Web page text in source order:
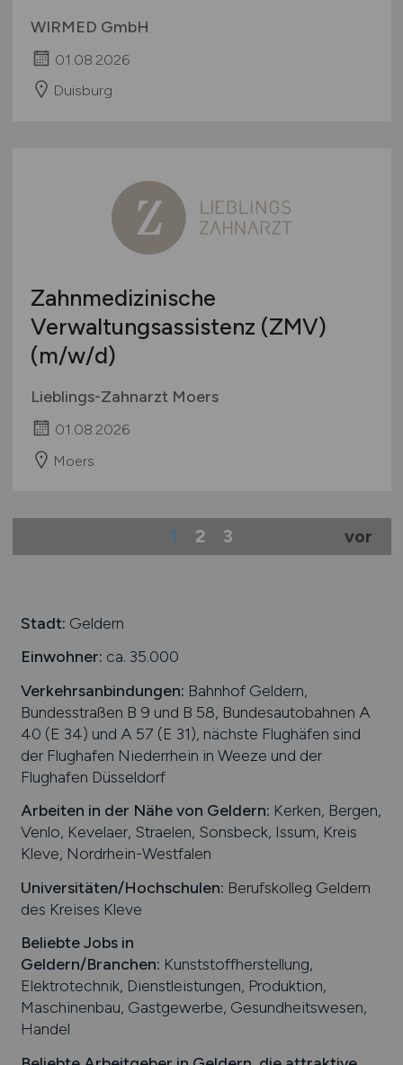
WIRMED GmbH
01.08.2026
Duisburg
Zahnmedizinische
Verwaltungsassistenz (ZMV)
(m/w/d)
Lieblings-Zahnarzt Moers
01.08.2026
Moers
1 2 3 vor
Stadt: Geldern
Einwohner: ca. 35.000
Verkehrsanbindungen: Bahnhof Geldern,
Bundesstraßen B 9 und B 58, Bundesautobahnen A
40 (E 34) und A 57 (E 31), nächste Flughäfen sind
der Flughafen Niederrhein in Weeze und der
Flughafen Düsseldorf
Arbeiten in der Nähe von Geldern: Kerken, Bergen,
Venlo, Kevelaer, Straelen, Sonsbeck, Issum, Kreis
Kleve, Nordrhein-Westfalen
Universitäten/Hochschulen: Berufskolleg Geldern
des Kreises Kleve
Beliebte Jobs in
Geldern/Branchen: Kunststoffherstellung,
Elektrotechnik, Dienstleistungen, Produktion,
Maschinenbau, Gastgewerbe, Gesundheitswesen,
Handel